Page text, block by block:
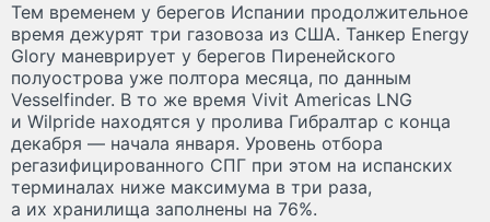
Тем временем у берегов Испании продолжительное
время дежурят три газовоза из США. Танкер Energy
Glory маневрирует у берегов Пиренейского
полуострова уже полтора месяца, по данным
Vesselfinder. В то же время Vivit Americas LNG
и Wilpride находятся у пролива Гибралтар с конца
декабря — начала января. Уровень отбора
регазифицированного СПГ при этом на испанских
терминалах ниже максимума в три раза,
а их хранилища заполнены на 76%.